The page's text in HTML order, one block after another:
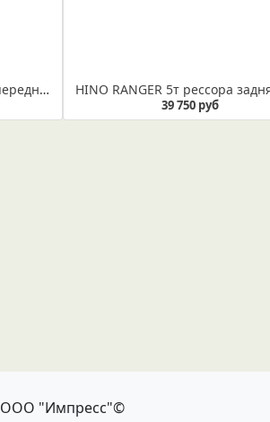
HINO RANGER 5 т рессора передняя ( Арт. IR 16-06) Рессора не укомплектована втулкой
39 750 руб
ООО "Импресс"©